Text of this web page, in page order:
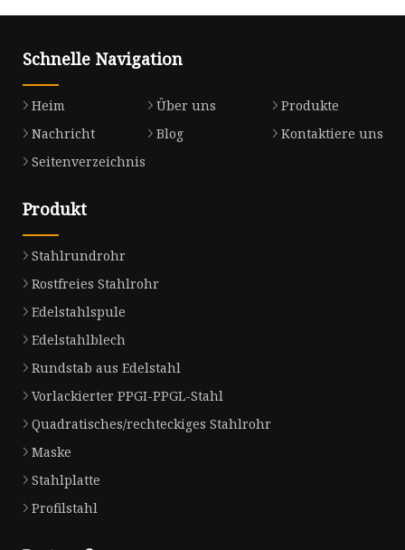
Schnelle Navigation
Heim Über uns
Produkte
Nachricht
Blog
Kontaktiere uns
Seitenverzeichnis
Produkt
Stahlrundrohr
Rostfreies Stahlrohr
Edelstahlspule
Edelstahlblech
Rundstab aus Edelstahl
Vorlackierter PPGI-PPGL-Stahl
Quadratisches/rechteckiges Stahlrohr
Maske
Stahlplatte
Profilstahl